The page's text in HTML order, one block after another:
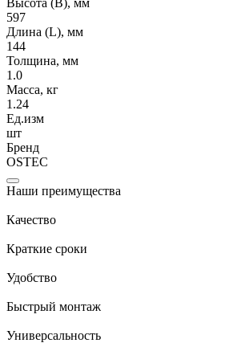
597
Длина (L), мм
144
Толщина, мм
1.0
Масса, кг
1.24
Ед.изм
шт
Бренд
OSTEC
Наши преимущества
Качество
Краткие сроки
Удобство
Быстрый монтаж
Универсальность